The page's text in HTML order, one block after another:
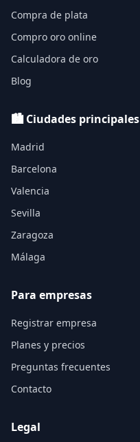
Compra de plata
Compro oro online
Calculadora de oro
Blog
🏙️ Ciudades principales
Madrid
Barcelona
Valencia
Sevilla
Zaragoza
Málaga
Para empresas
Registrar empresa
Planes y precios
Preguntas frecuentes
Contacto
Legal